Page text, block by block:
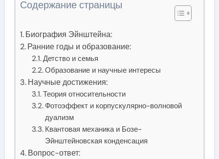
Содержание страницы
Биография Эйнштейна:
Ранние годы и образование:
Детство и семья
Образование и научные интересы
Научные достижения:
Теория относительности
Фотоэффект и корпускулярно-волновой
дуализм
Квантовая механика и Бозе-
Эйнштейновская конденсация
Вопрос-ответ: